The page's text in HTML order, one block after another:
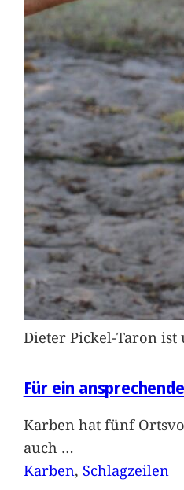
Dieter Pickel-Taron
Für ein
Karben hat fünf
auch …
Karben, Schlagzeilen